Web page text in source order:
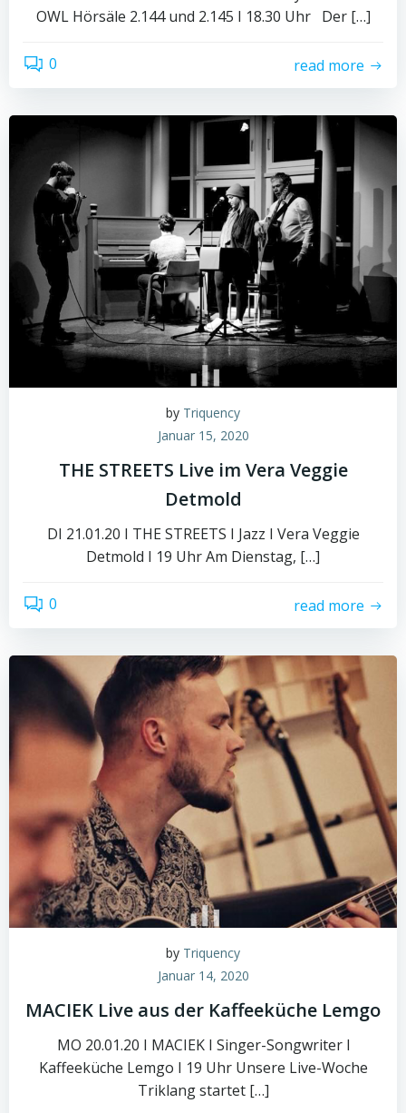
OWL Hörsäle 2.144 und 2.145 I 18.30 Uhr⠀Der […]
0 read more
by Triquency
Januar 15, 2020
THE STREETS Live im Vera Veggie
Detmold
DI 21.01.20 I THE STREETS I Jazz I Vera Veggie
Detmold I 19 Uhr Am Dienstag, […]
0 read more
by Triquency
Januar 14, 2020
MACIEK Live aus der Kaffeeküche Lemgo
MO 20.01.20 I MACIEK I Singer-Songwriter l
Kaffeeküche Lemgo I 19 Uhr Unsere Live-Woche
Triklang startet […]